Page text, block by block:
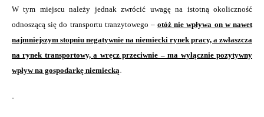
W tym miejscu należy jednak zwrócić uwagę na istotną okoliczność
odnoszącą się do transportu tranzytowego –otóż nie wpływa on w nawet
najmniejszym stopniu negatywnie na niemiecki rynek pracy, a zwłaszcza
na rynek transportowy,a wręcz przeciwnie – ma wyłącznie pozytywny
wpływ na gospodarkę niemiecką.
.